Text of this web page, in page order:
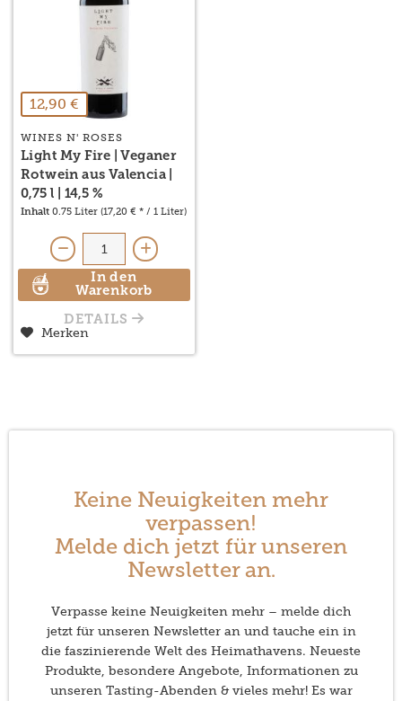
12,90 €
WINES N' ROSES
Light My Fire | Veganer
Rotwein aus Valencia |
0,75 l | 14,5 %
Inhalt 0.75 Liter (17,20 € * / 1 Liter)
In den
Warenkorb
DETAILS
Merken
Keine Neuigkeiten mehr
verpassen!
Melde dich jetzt für unseren
Newsletter an.
Verpasse keine Neuigkeiten mehr – melde dich
jetzt für unseren Newsletter an und tauche ein in
die faszinierende Welt des Heimathavens. Neueste
Produkte, besondere Angebote, Informationen zu
unseren Tasting-Abenden & vieles mehr! Es war